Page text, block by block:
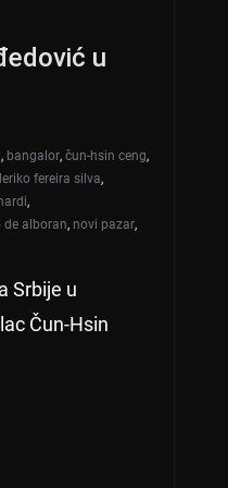
u
, bangalor, čun-hsin ceng,
fereira silva,
,
de alboran, novi pazar,
Srbije u
Čun-Hsin